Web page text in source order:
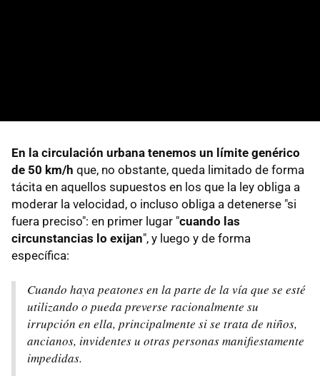
En la circulación urbana tenemos un límite genérico
de 50 km/h que, no obstante, queda limitado de forma
tácita en aquellos supuestos en los que la ley obliga a
moderar la velocidad, o incluso obliga a detenerse "si
fuera preciso": en primer lugar "cuando las
circunstancias lo exijan", y luego y de forma
específica:
Cuando haya peatones en la parte de la vía que se esté
utilizando o pueda preverse racionalmente su
irrupción en ella, principalmente si se trata de niños,
ancianos, invidentes u otras personas manifiestamente
impedidas.